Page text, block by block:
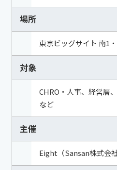
場所
東京ビッグサイト 南1
対象
CHRO・人事、経営層
など
主催
Eight（Sansan株式会